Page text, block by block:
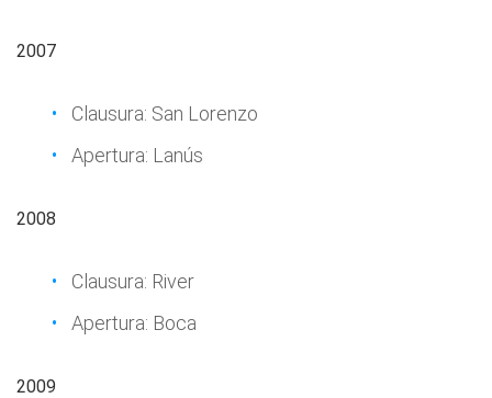
2007
Clausura: San Lorenzo
Apertura: Lanús
2008
Clausura: River
Apertura: Boca
2009